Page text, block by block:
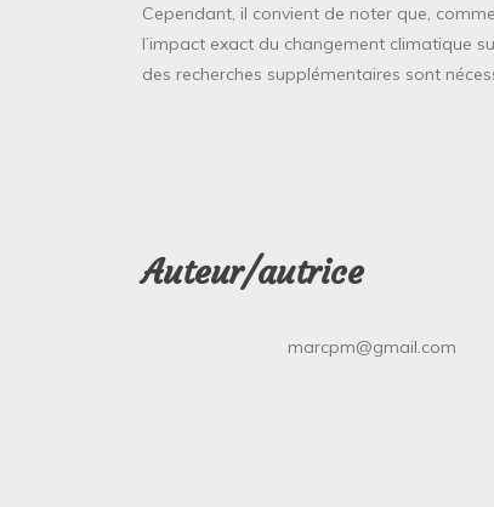
Cependant, il convient de noter que,
l’impact exact du changement climatique
des recherches supplémentaires sont
Auteur/autrice
marcpm@gmail.com